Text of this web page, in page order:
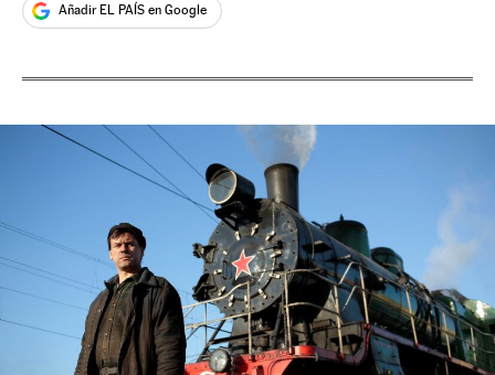
Añadir EL PAÍS en Google